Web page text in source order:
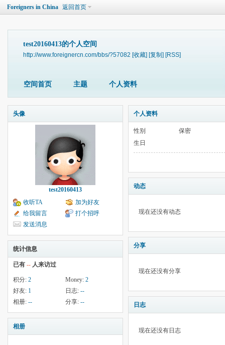
Foreigners in China 返回首页
test20160413的个人空间
http://www.foreignercn.com/bbs/?57082 [收藏] [复制] [RSS]
空间首页 主题 个人资料
头像
test20160413
收听TA
加为好友
给我留言
打个招呼
发送消息
统计信息
已有 -- 人来访过
积分: 2 Money: 2
好友: 1 日志: --
相册: -- 分享: --
相册
个人资料
性别
保密
生日
动态
现在还没有动态
分享
现在还没有分享
日志
现在还没有日志